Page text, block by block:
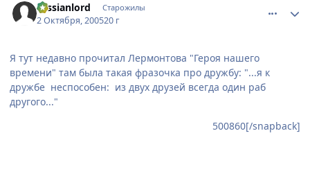
russianlord Старожилы
2 Октября, 200520 г
Я тут недавно прочитал Лермонтова "Героя нашего
времени" там была такая фразочка про дружбу: "...я к
дружбе неспособен: из двух друзей всегда один раб
другого..."
500860[/snapback]